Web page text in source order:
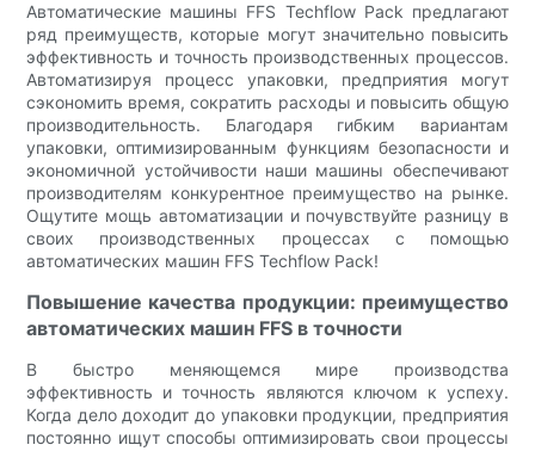
Автоматические машины FFS Techflow Pack предлагают
ряд преимуществ, которые могут значительно повысить
эффективность и точность производственных процессов.
Автоматизируя процесс упаковки, предприятия могут
сэкономить время, сократить расходы и повысить общую
производительность. Благодаря гибким вариантам
упаковки, оптимизированным функциям безопасности и
экономичной устойчивости наши машины обеспечивают
производителям конкурентное преимущество на рынке.
Ощутите мощь автоматизации и почувствуйте разницу в
своих производственных процессах с помощью
автоматических машин FFS Techflow Pack!
Повышение качества продукции: преимущество
автоматических машин FFS в точности
В быстро меняющемся мире производства
эффективность и точность являются ключом к успеху.
Когда дело доходит до упаковки продукции, предприятия
постоянно ищут способы оптимизировать свои процессы